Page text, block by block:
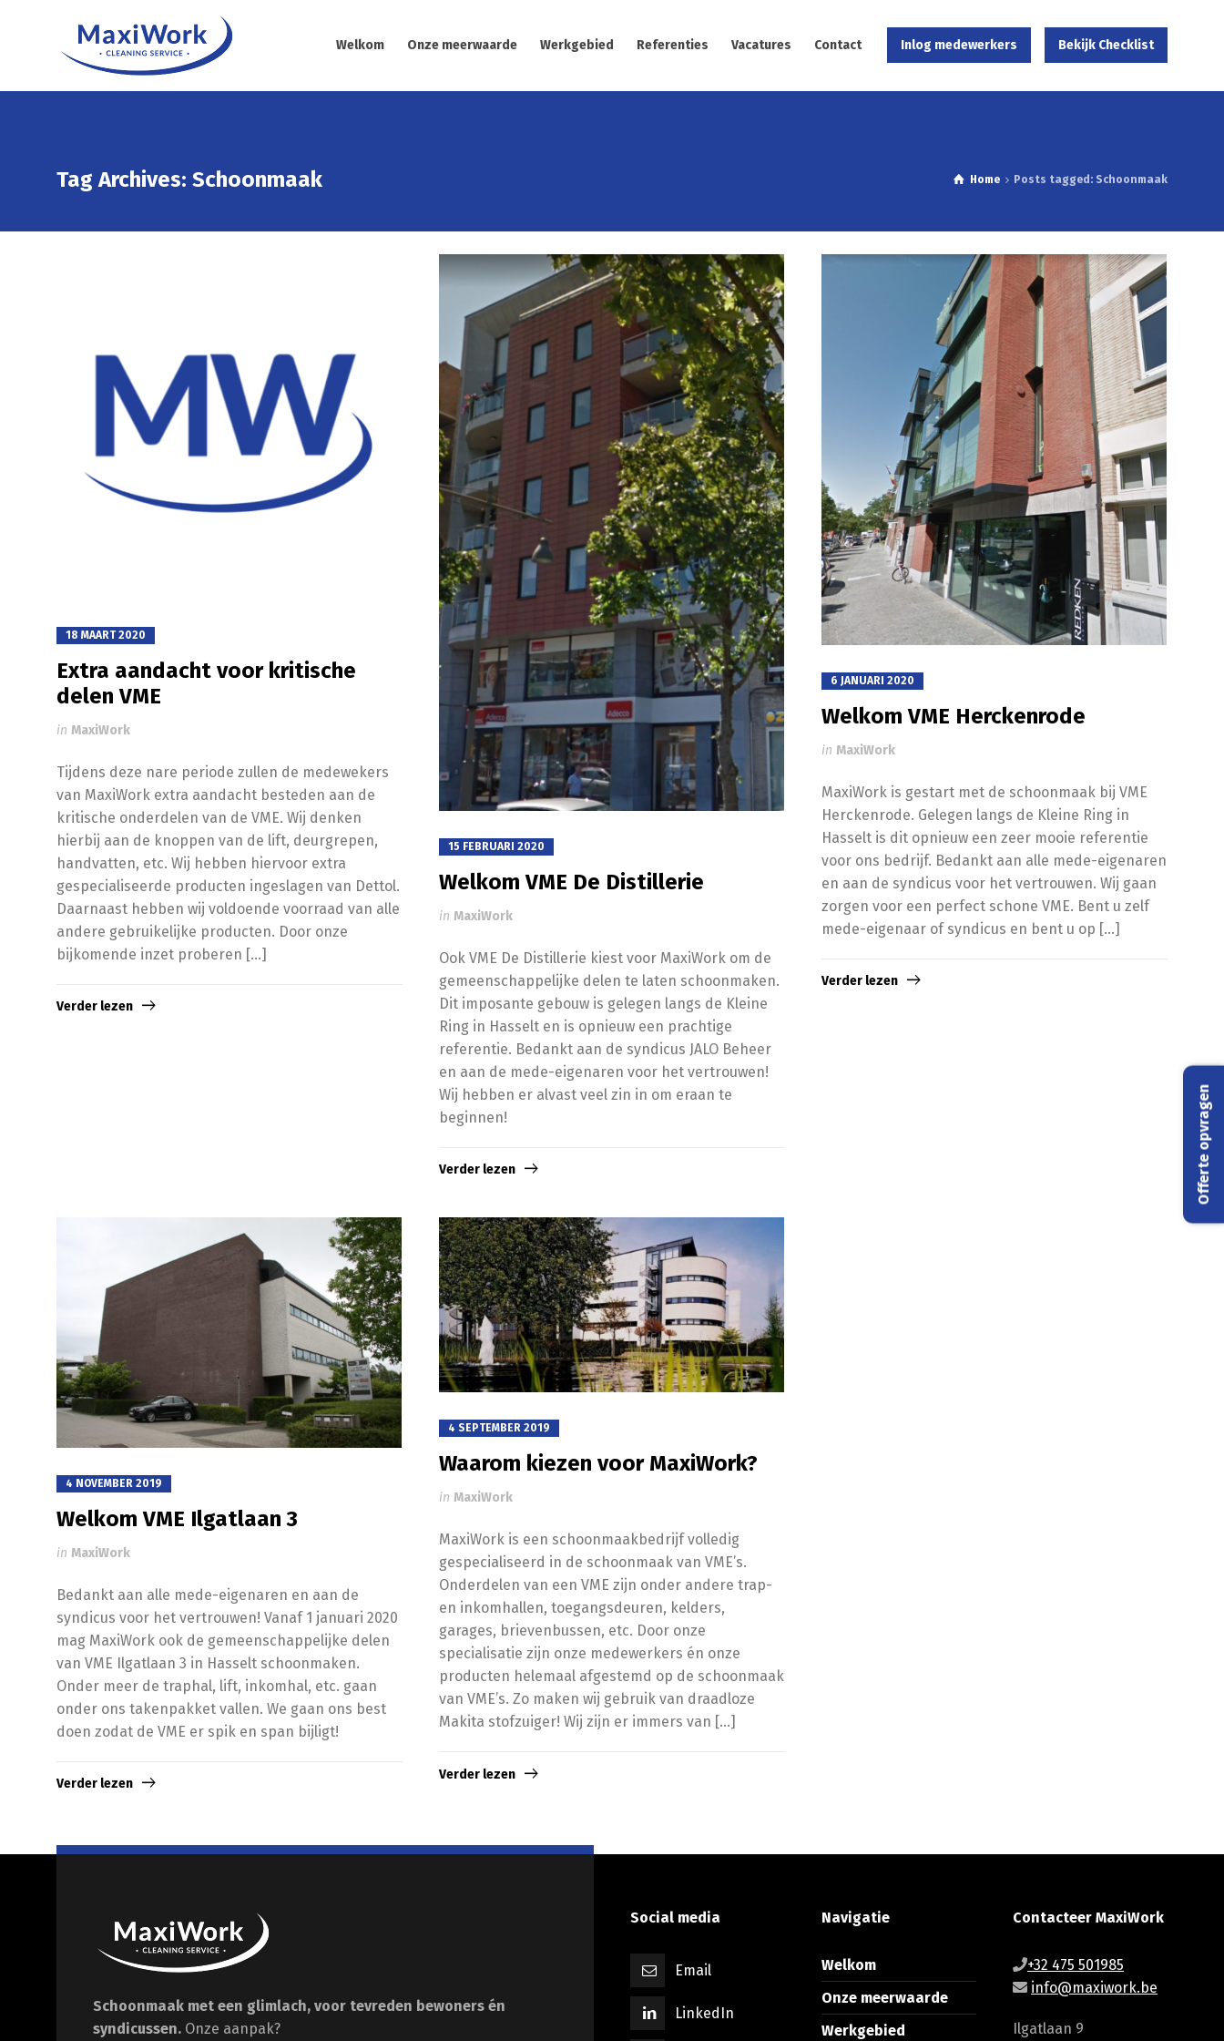
Welkom Onze meerwaarde Werkgebied Referenties Vacatures Contact Inlog medewerkers Bekijk Checklist
Tag Archives: Schoonmaak Home Posts tagged: Schoonmaak
18 MAART 2020
Extra aandacht voor kritische
delen VME
in MaxiWork
Tijdens deze nare periode zullen de medewekers
van MaxiWork extra aandacht besteden aan de
kritische onderdelen van de VME. Wij denken
hierbij aan de knoppen van de lift, deurgrepen,
handvatten, etc. Wij hebben hiervoor extra
gespecialiseerde producten ingeslagen van Dettol.
Daarnaast hebben wij voldoende voorraad van alle
andere gebruikelijke producten. Door onze
bijkomende inzet proberen […]
Verder lezen
15 FEBRUARI 2020
Welkom VME De Distillerie
in MaxiWork
Ook VME De Distillerie kiest voor MaxiWork om de
gemeenschappelijke delen te laten schoonmaken.
Dit imposante gebouw is gelegen langs de Kleine
Ring in Hasselt en is opnieuw een prachtige
referentie. Bedankt aan de syndicus JALO Beheer
en aan de mede-eigenaren voor het vertrouwen!
Wij hebben er alvast veel zin in om eraan te
beginnen!
Verder lezen
6 JANUARI 2020
Welkom VME Herckenrode
in MaxiWork
MaxiWork is gestart met de schoonmaak bij VME
Herckenrode. Gelegen langs de Kleine Ring in
Hasselt is dit opnieuw een zeer mooie referentie
voor ons bedrijf. Bedankt aan alle mede-eigenaren
en aan de syndicus voor het vertrouwen. Wij gaan
zorgen voor een perfect schone VME. Bent u zelf
mede-eigenaar of syndicus en bent u op […]
Verder lezen
4 NOVEMBER 2019
Welkom VME Ilgatlaan 3
in MaxiWork
Bedankt aan alle mede-eigenaren en aan de
syndicus voor het vertrouwen! Vanaf 1 januari 2020
mag MaxiWork ook de gemeenschappelijke delen
van VME Ilgatlaan 3 in Hasselt schoonmaken.
Onder meer de traphal, lift, inkomhal, etc. gaan
onder ons takenpakket vallen. We gaan ons best
doen zodat de VME er spik en span bijligt!
Verder lezen
4 SEPTEMBER 2019
Waarom kiezen voor MaxiWork?
in MaxiWork
MaxiWork is een schoonmaakbedrijf volledig
gespecialiseerd in de schoonmaak van VME’s.
Onderdelen van een VME zijn onder andere trap-
en inkomhallen, toegangsdeuren, kelders,
garages, brievenbussen, etc. Door onze
specialisatie zijn onze medewerkers én onze
producten helemaal afgestemd op de schoonmaak
van VME’s. Zo maken wij gebruik van draadloze
Makita stofzuiger! Wij zijn er immers van […]
Verder lezen
Schoonmaak met een glimlach, voor tevreden bewoners én
syndicussen. Onze aanpak?
Social media
Email
LinkedIn
Navigatie
Welkom
Onze meerwaarde
Werkgebied
Contacteer MaxiWork
+32 475 501985
info@maxiwork.be
Ilgatlaan 9
Offerte opvragen